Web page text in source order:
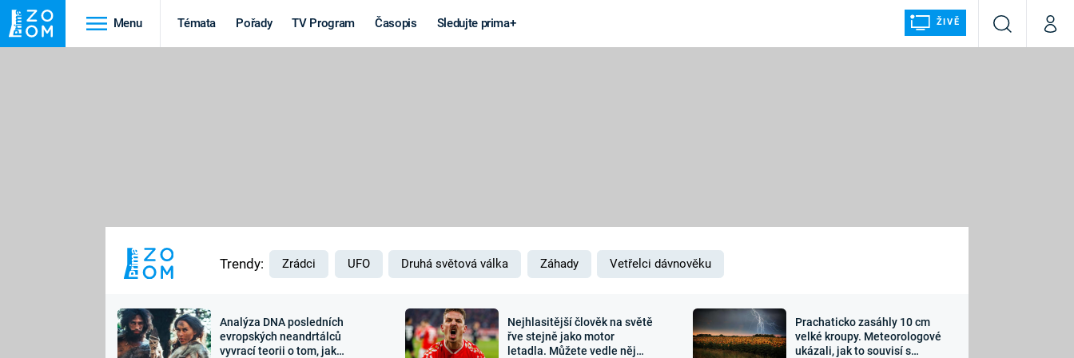
Menu Témata Pořady TV Program Časopis Sledujte prima+ ŽIVĚ
VyhledáváníMůj
MARS
Výročí
Záhady a
Zajímavosti Sledujte nás
Trendy: Zrádci UFO Druhá světová válka Záhady Vetřelci dávnověku
Analýza DNA posledních
evropských neandrtálců
vyvrací teorii o tom, jak
Nejhlasitější člověk na světě
řve stejně jako motor
letadla. Můžete vedle něj
Prachaticko zasáhly 10 cm
velké kroupy. Meteorologové
ukázali, jak to souvisí s